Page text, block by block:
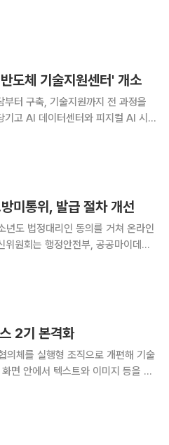
영
도체 기술지원센터' 개소
터 구축, 기술지원까지 전 과정을
고 AI 데이터센터와 피지컬 AI 시장
혔다
미통위, 발급 절차 개선
년도 법정대리인 동의를 거쳐 온라인
다고
2기 본격화
의체를 실행형 조직으로 개편해 기술